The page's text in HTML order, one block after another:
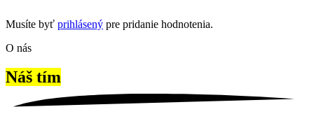
Musíte byť prihlásený pre pridanie hodnotenia.
O nás
Náš tím